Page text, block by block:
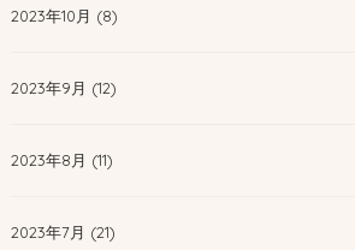
2023年10月 (8)
2023年9月 (12)
2023年8月 (11)
2023年7月 (21)